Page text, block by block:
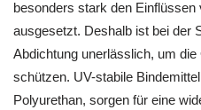
besonders stark den Einflüssen
ausgesetzt. Deshalb ist bei der
Abdichtung unerlässlich, um
schützen. UV-stabile
Polyurethan, sorgen für eine